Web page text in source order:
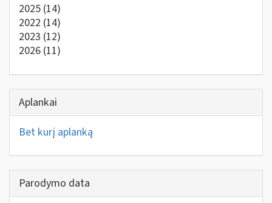
2025 (14)
2022 (14)
2023 (12)
2026 (11)
Aplankai
Bet kurį aplanką
Parodymo data